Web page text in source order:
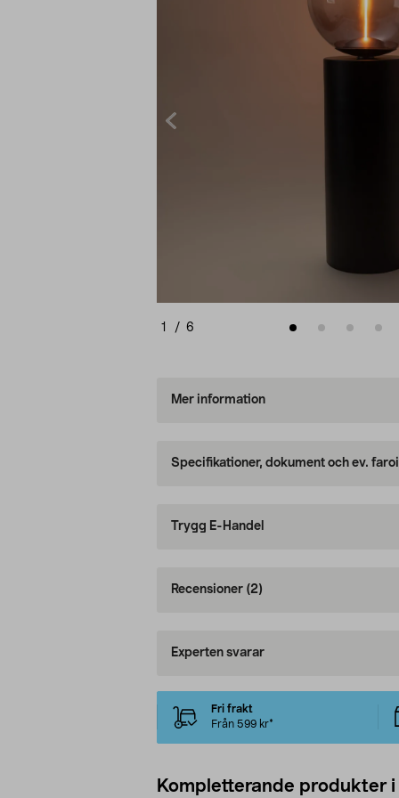
1 / 6
Mer information
Specifikationer, dokument och ev.
Trygg E-Handel
Recensioner (2)
Experten svarar
Fri frakt
Från 599 kr*
Kompletterande produkter